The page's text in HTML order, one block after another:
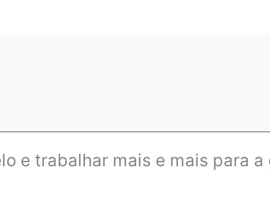
e trabalhar mais e mais para